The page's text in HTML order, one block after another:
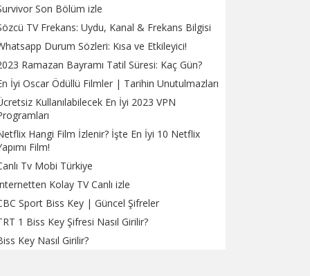
Son Bölüm izle
TV Frekans: Uydu, Kanal & Frekans Bilgisi
Durum Sözleri: Kısa ve Etkileyici!
Ramazan Bayramı Tatil Süresi: Kaç Gün?
İyi Oscar Ödüllü Filmler | Tarihin Unutulmazları
Kullanılabilecek En İyi 2023 VPN
Hangi Film İzlenir? İşte En İyi 10 Netflix
Film!
Tv Mobi Türkiye
Kolay TV Canlı izle
Sport Biss Key | Güncel Şifreler
1 Biss Key Şifresi Nasıl Girilir?
Key Nasıl Girilir?